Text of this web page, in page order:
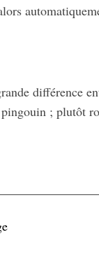
différence
; plutôt